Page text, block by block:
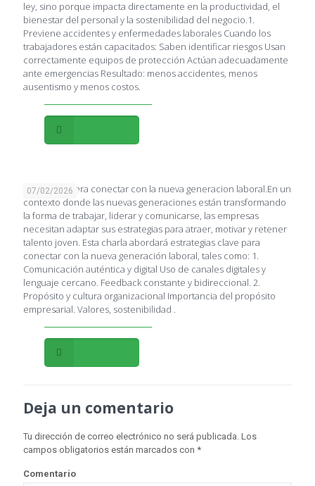
ley, sino porque impacta directamente en la productividad, el
bienestar del personal y la sostenibilidad del negocio.1.
Previene accidentes y enfermedades laborales Cuando los
trabajadores están capacitados: Saben identificar riesgos Usan
correctamente equipos de protección Actúan adecuadamente
ante emergencias Resultado: menos accidentes, menos
ausentismo y menos costos.
07/02/2026
Estrategias para conectar con la nueva generacion laboral.En un
contexto donde las nuevas generaciones están transformando
la forma de trabajar, liderar y comunicarse, las empresas
necesitan adaptar sus estrategias para atraer, motivar y retener
talento joven. Esta charla abordará estrategias clave para
conectar con la nueva generación laboral, tales como: 1.
Comunicación auténtica y digital Uso de canales digitales y
lenguaje cercano. Feedback constante y bidireccional. 2.
Propósito y cultura organizacional Importancia del propósito
empresarial. Valores, sostenibilidad .
Deja un comentario
Tu dirección de correo electrónico no será publicada. Los
campos obligatorios están marcados con *
Comentario